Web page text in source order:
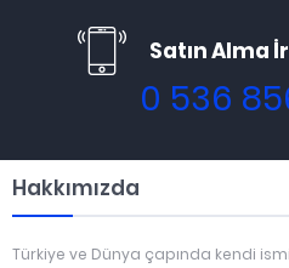
Satın Alma
0 536
Hakkımızda
Türkiye ve Dünya çapında kendi